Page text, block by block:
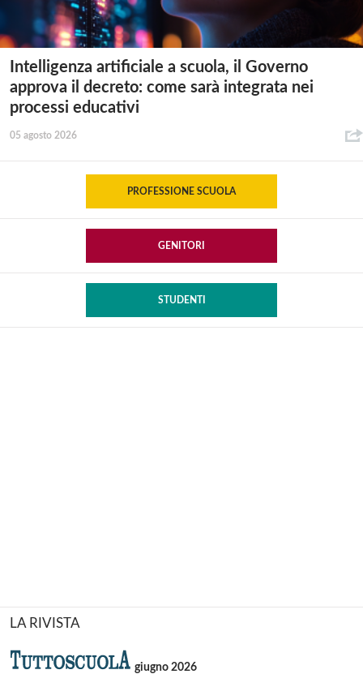
Intelligenza artificiale a scuola, il Governo
approva il decreto: come sarà integrata nei
processi educativi
05 agosto 2026
PROFESSIONE SCUOLA
GENITORI
STUDENTI
LA RIVISTA
giugno 2026